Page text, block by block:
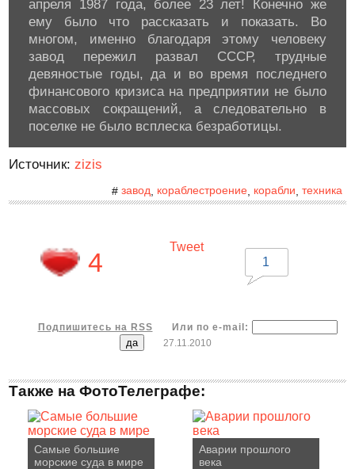
апреля 1987 года, более 23 лет! Конечно же
ему было что рассказать и показать. Во
многом, именно благодаря этому человеку
завод пережил развал СССР, трудные
девяностые годы, да и во время последнего
финансового кризиса на предприятии не было
массовых сокращений, а следовательно в
поселке не было всплеска безработицы.
Источник:zizis
# завод, кораблестроение, корабли техника
4
Tweet
1
Подпишитесь на RSS
Или по e-mail:
27.11.2010
Также на ФотоТелеграфе:
Самые большие
морские суда в мире
Аварии прошлого
века